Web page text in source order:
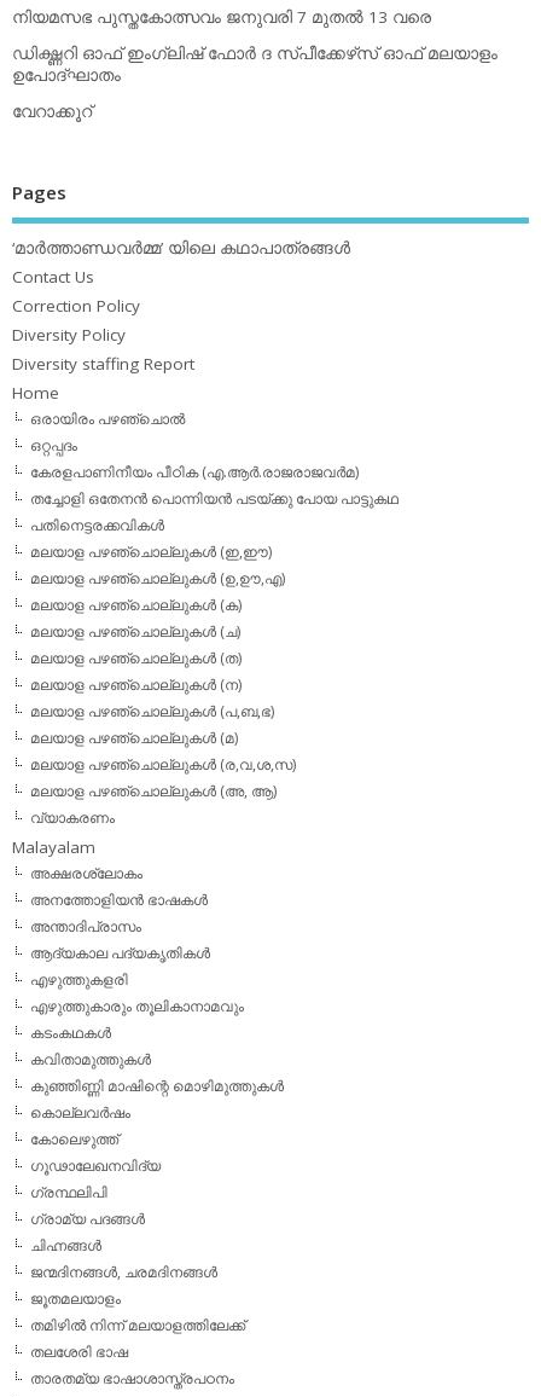
നിയമസഭ പുസ്തകോത്സവം ജനുവരി 7 മുതല്‍ 13 വരെ
ഡിക്ഷ്ണറി ഓഫ് ഇംഗ്ലിഷ് ഫോര്‍ ദ സ്പീക്കേഴ്‌സ് ഓഫ് മലയാളം
ഉപോദ്ഘാതം
വേറാക്കൂറ്
Pages
‘മാര്‍ത്താണ്ഡവര്‍മ്മ’ യിലെ കഥാപാത്രങ്ങള്‍
Contact Us
Correction Policy
Diversity Policy
Diversity staffing Report
Home
ഒരായിരം പഴഞ്ചൊല്‍
ഒറ്റപ്പദം
കേരളപാണിനീയം പീഠിക (എ.ആര്‍.രാജരാജവര്‍മ)
തച്ചോളി ഒതേനൻ പൊന്നിയൻ പടയ്‌ക്കു പോയ പാട്ടുകഥ
പതിനെട്ടരക്കവികള്‍
മലയാള പഴഞ്ചൊല്ലുകള്‍ (ഇ,ഈ)
മലയാള പഴഞ്ചൊല്ലുകള്‍ (ഉ,ഊ,എ)
മലയാള പഴഞ്ചൊല്ലുകള്‍ (ക)
മലയാള പഴഞ്ചൊല്ലുകള്‍ (ച)
മലയാള പഴഞ്ചൊല്ലുകള്‍ (ത)
മലയാള പഴഞ്ചൊല്ലുകള്‍ (ന)
മലയാള പഴഞ്ചൊല്ലുകള്‍ (പ,ബ,ഭ)
മലയാള പഴഞ്ചൊല്ലുകള്‍ (മ)
മലയാള പഴഞ്ചൊല്ലുകള്‍ (ര,വ,ശ,സ)
മലയാള പഴഞ്ചൊല്ലുകൾ (അ, ആ)
വ്യാകരണം
Malayalam
അക്ഷരശ്ലോകം
അനത്തോളിയന്‍ ഭാഷകള്‍
അന്താദിപ്രാസം
ആദ്യകാല പദ്യകൃതികള്‍
എഴുത്തുകളരി
എഴുത്തുകാരും തൂലികാനാമവും
കടംകഥകള്‍
കവിതാമുത്തുകള്‍
കുഞ്ഞിണ്ണി മാഷിന്റെ മൊഴിമുത്തുകള്‍
കൊല്ലവര്‍ഷം
കോലെഴുത്ത്
ഗൂഢാലേഖനവിദ്യ
ഗ്രന്ഥലിപി
ഗ്രാമ്യ പദങ്ങള്‍
ചിഹ്നങ്ങള്‍
ജന്മദിനങ്ങള്‍, ചരമദിനങ്ങള്‍
ജൂതമലയാളം
തമിഴില്‍ നിന്ന് മലയാളത്തിലേക്ക്
തലശേരി ഭാഷ
താരതമ്യ ഭാഷാശാസ്ത്രപഠനം